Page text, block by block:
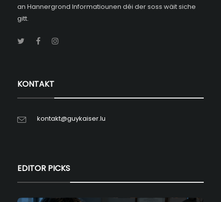
an Hannergrond Informatiounen déi der soss wäit siche
gitt.
KONTAKT
kontakt@guykaiser.lu
EDITOR PICKS